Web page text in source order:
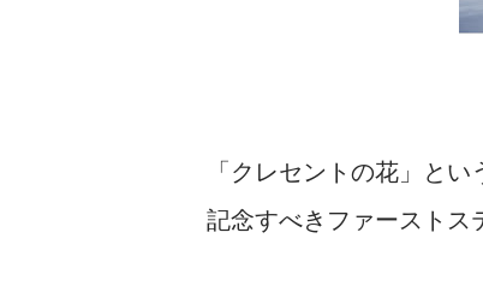
「クレセントの花」と
記念すべきファーストス